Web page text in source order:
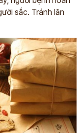
sắc. Tránh lăn